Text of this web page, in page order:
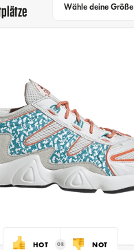
Wähle deine Größe
HOT NOT